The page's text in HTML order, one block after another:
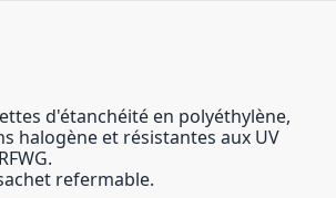
d'étanchéité en polyéthylène,
halogène et résistantes aux UV
refermable.